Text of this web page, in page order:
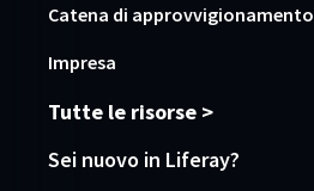
Catena di approvvigionamento
Impresa
Tutte le risorse >
Sei nuovo in Liferay?